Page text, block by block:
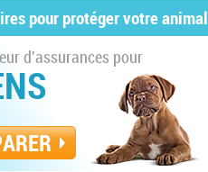
pour protéger votre animal
d'assurances pour